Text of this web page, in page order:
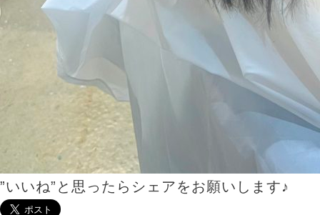
”いいね”と思ったらシェアをお願いします♪